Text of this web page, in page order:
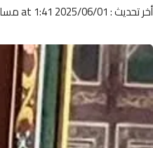
أخر تحديث : 2025/06/01 at 1:41 مساءً